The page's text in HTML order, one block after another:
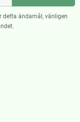
detta ändamål, vänligen